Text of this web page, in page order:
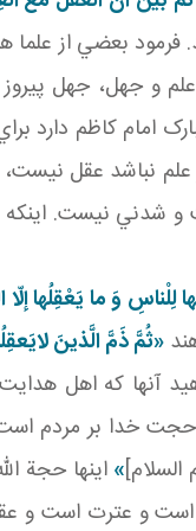
بعضي از
علم و جهل، جهل
امام کاظم
نباشد عقل نيست،
نيست. اينکه
لِلْناسِ وَ ما يَعْقِلُها إلّا
«ثُمَّ ذَمَّ الَّذينَ
آنها که اهل
حجت خدا بر مردم
السلام]» اينها حجة
و عترت است و